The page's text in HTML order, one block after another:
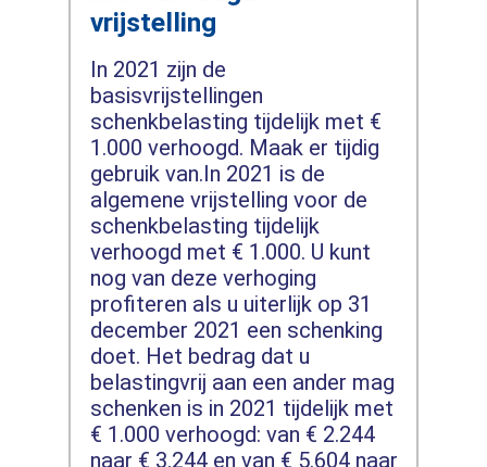
vrijstelling
In 2021 zijn de
basisvrijstellingen
schenkbelasting tijdelijk met €
1.000 verhoogd. Maak er tijdig
gebruik van.In 2021 is de
algemene vrijstelling voor de
schenkbelasting tijdelijk
verhoogd met € 1.000. U kunt
nog van deze verhoging
profiteren als u uiterlijk op 31
december 2021 een schenking
doet. Het bedrag dat u
belastingvrij aan een ander mag
schenken is in 2021 tijdelijk met
€ 1.000 verhoogd: van € 2.244
naar € 3.244 en van € 5.604 naar